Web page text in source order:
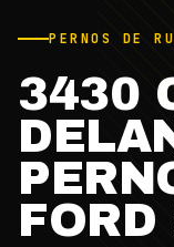
PERNOS DE
3430